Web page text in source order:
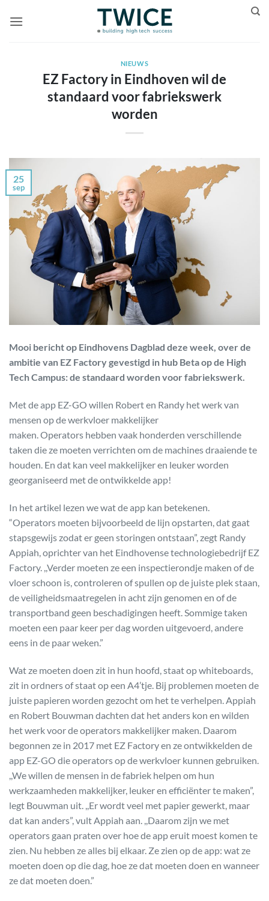
naar
NIEUWS
EZ Factory in Eindhoven wil de
standaard voor fabriekswerk
worden
25
sep
Mooi bericht op Eindhovens Dagblad deze week, over de
ambitie van EZ Factory gevestigd in hub Beta op de High
Tech Campus: de standaard worden voor fabriekswerk.
Met de app EZ-GO willen Robert en Randy het werk van
mensen op de werkvloer makkelijker
maken. Operators hebben vaak honderden verschillende
taken die ze moeten verrichten om de machines draaiende te
houden. En dat kan veel makkelijker en leuker worden
georganiseerd met de ontwikkelde app!
In het artikel lezen we wat de app kan betekenen.
“Operators moeten bijvoorbeeld de lijn opstarten, dat gaat
stapsgewijs zodat er geen storingen ontstaan”, zegt Randy
Appiah, oprichter van het Eindhovense technologiebedrijf EZ
Factory. ,,Verder moeten ze een inspectierondje maken of de
vloer schoon is, controleren of spullen op de juiste plek staan,
de veiligheidsmaatregelen in acht zijn genomen en of de
transportband geen beschadigingen heeft. Sommige taken
moeten een paar keer per dag worden uitgevoerd, andere
eens in de paar weken.”
Wat ze moeten doen zit in hun hoofd, staat op whiteboards,
zit in ordners of staat op een A4’tje. Bij problemen moeten de
juiste papieren worden gezocht om het te verhelpen. Appiah
en Robert Bouwman dachten dat het anders kon en wilden
het werk voor de operators makkelijker maken. Daarom
begonnen ze in 2017 met EZ Factory en ze ontwikkelden de
app EZ-GO die operators op de werkvloer kunnen gebruiken.
,,We willen de mensen in de fabriek helpen om hun
werkzaamheden makkelijker, leuker en efficiënter te maken”,
legt Bouwman uit. ,,Er wordt veel met papier gewerkt, maar
dat kan anders”, vult Appiah aan. ,,Daarom zijn we met
operators gaan praten over hoe de app eruit moest komen te
zien. Nu hebben ze alles bij elkaar. Ze zien op de app: wat ze
moeten doen op die dag, hoe ze dat moeten doen en wanneer
ze dat moeten doen.”